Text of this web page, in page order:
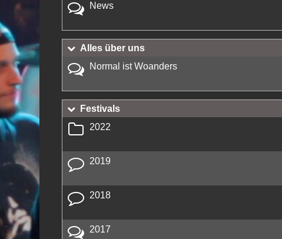
News
Alles über uns
Normal ist Woanders
Festivals
2022
2019
2018
2017